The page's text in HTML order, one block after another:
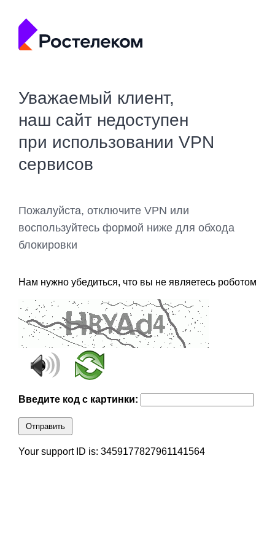
Уважаемый клиент,
наш сайт недоступен
при использовании VPN
сервисов
Пожалуйста, отключите VPN или
воспользуйтесь формой ниже для обхода
блокировки
Нам нужно убедиться, что вы не являетесь роботом
Введите код с картинки:
Отправить
Your support ID is: 3459177827961141564